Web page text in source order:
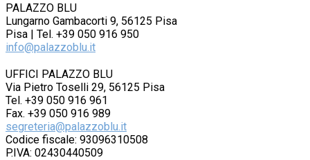
PALAZZO BLU
Lungarno Gambacorti 9, 56125 Pisa
Pisa | Tel. +39 050 916 950
info@palazzoblu.it
UFFICI PALAZZO BLU
Via Pietro Toselli 29, 56125 Pisa
Tel. +39 050 916 961
Fax. +39 050 916 989
segreteria@palazzoblu.it
Codice fiscale: 93096310508
P.IVA: 02430440509